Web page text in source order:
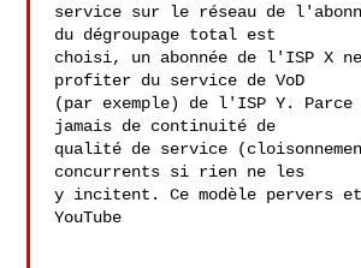
service sur le réseau de
du dégroupage total est
choisi, un abonnée de l'ISP X
profiter du service de VoD
(par exemple) de l'ISP Y.
jamais de continuité de
qualité de service
concurrents si rien ne les
y incitent. Ce modèle pervers
YouTube